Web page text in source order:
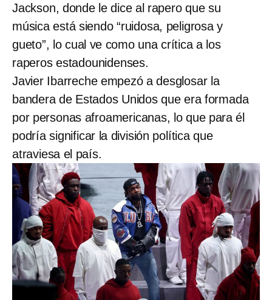
Jackson, donde le dice al rapero que su
música está siendo “ruidosa, peligrosa y
gueto”, lo cual ve como una crítica a los
raperos estadounidenses.
Javier Ibarreche empezó a desglosar la
bandera de Estados Unidos que era formada
por personas afroamericanas, lo que para él
podría significar la división política que
atraviesa el país.